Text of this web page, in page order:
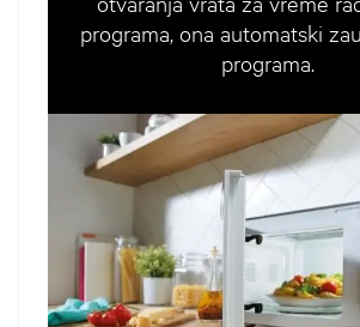
programa, ona automatski
programa.